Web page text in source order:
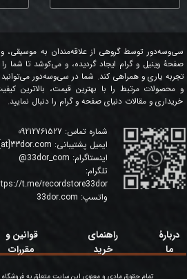
شماره تماس:
ایمیل پشتیبانی:
اینستاگرام: 33dor_com
@
تلگرام:
t.me/recordstore33dor
واتسپ: 33dor.com
سی‌وسه‌دور توسط گروهی از علاقه‌مندان به موسیقی، و
صفحۀ وینیل و گرام ایجاد گردیده، و می‌کوشد تا شما
تجربه یاری و همراهی کند. شما در سی‌وسه‌دور
و محصولات مرتبط را با بهترین قیمت، بالاترین
خریداری و مقالات دنیای صفحه و گرام را دنبال نمایید.
تمام حقوق مادی و معنوی این سایت متعلق به
دربارۀ
ما
قوانین و
مقررات
راهنمای
خرید